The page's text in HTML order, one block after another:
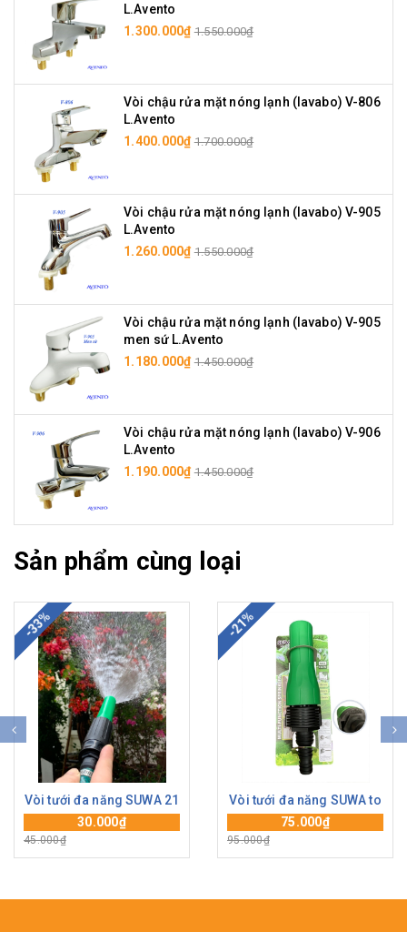
L.Avento
1.300.000₫ 1.550.000₫
Vòi chậu rửa mặt nóng lạnh (lavabo) V-806
L.Avento
1.400.000₫ 1.700.000₫
Vòi chậu rửa mặt nóng lạnh (lavabo) V-905
L.Avento
1.260.000₫ 1.550.000₫
Vòi chậu rửa mặt nóng lạnh (lavabo) V-905
men sứ L.Avento
1.180.000₫ 1.450.000₫
Vòi chậu rửa mặt nóng lạnh (lavabo) V-906
L.Avento
1.190.000₫ 1.450.000₫
Sản phẩm cùng loại
-33%
Vòi tưới đa năng SUWA 21
30.000₫
45.000₫
-21%
Vòi tưới đa năng SUWA to
75.000₫
95.000₫